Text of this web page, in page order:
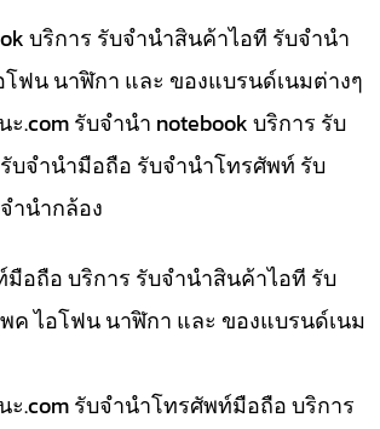
บริการ รับจำนำสินค้าไอที รับจำนำ
ฟน นาฬิกา และ ของแบรนด์เนมต่างๆ
.com รับจำนำ notebook บริการ รับ
บจำนำมือถือ รับจำนำโทรศัพท์ รับ
ำนำกล้อง
อถือ บริการ รับจำนำสินค้าไอที รับ
ค ไอโฟน นาฬิกา และ ของแบรนด์เนม
.com รับจำนำโทรศัพท์มือถือ บริการ